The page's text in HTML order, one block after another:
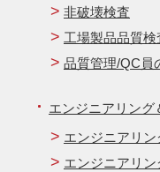
非破壊検査
工場製品品質検
品質管理/QC員
エンジニアリング
エンジニアリン
エンジニアリン